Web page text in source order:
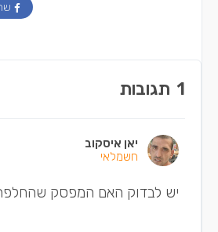
1 תגובות
יאן איסקוב
חשמלאי
יש לבדוק האם המפסק